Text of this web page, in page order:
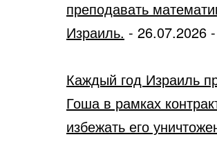
преподавать
Израиль. - 26.07.2026 -
Каждый год Израиль
Гоша в рамках
избежать его